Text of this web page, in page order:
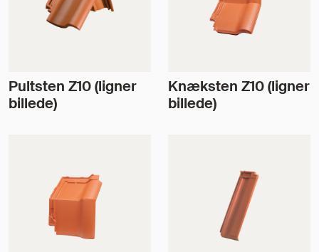
Pultsten Z10 (ligner
billede)
Knæksten Z10 (ligner
billede)